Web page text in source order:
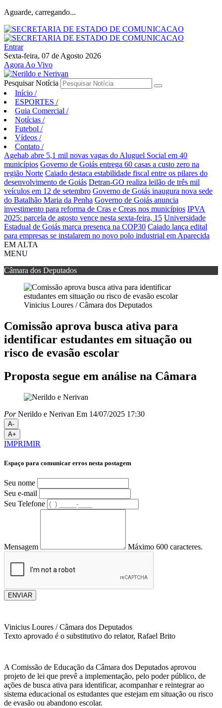
Aguarde, carregando...
Entrar
Sexta-feira, 07 de Agosto 2026
Agora Ao Vivo
Pesquisar Notícia
Início /
ESPORTES /
Guia Comercial /
Notícias /
Futebol /
Vídeos /
Contato /
Agehab abre 5,1 mil novas vagas do Aluguel Social em 40
municípios Governo de Goiás entrega 60 casas a custo zero na
região Norte Caiado destaca estabilidade fiscal entre os pilares do
desenvolvimento de Goiás Detran-GO realiza leilão de três mil
veículos em 12 de setembro Governo de Goiás inaugura nova sede
do Batalhão Maria da Penha Governo de Goiás anuncia
investimento para reforma de Cras e Creas nos municípios IPVA
2025: parcela de agosto vence nesta sexta-feira, 15 Universidade
Estadual de Goiás marca presença na COP30 Caiado lança edital
para empresas se instalarem no novo polo industrial em Aparecida
EM ALTA
MENU
Câmara dos Deputados
Vinicius Loures / Câmara dos Deputados
Comissão aprova busca ativa para
identificar estudantes em situação ou
risco de evasão escolar
Proposta segue em análise na Câmara
PorNerildo e Nerivan Em 14/07/2025 17:30
A-
A+
IMPRIMIR
Espaço para comunicar erros nesta postagem
Seu nome
Seu e-mail
Seu Telefone
Mensagem Máximo 600 caracteres.
ENVIAR
Vinicius Loures / Câmara dos Deputados
Texto aprovado é o substitutivo do relator, Rafael Brito
A Comissão de Educação da Câmara dos Deputados aprovou
projeto de lei que prevê a implementação, pelo poder público, de
ações de busca ativa para identificar, acompanhar e reintegrar ao
sistema educacional os estudantes que estejam em situação ou risco
de evasão ou abandono escolar.